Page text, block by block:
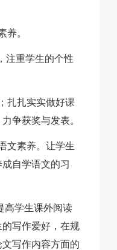
养。
注重学生的个性
扎扎实实做好课
争获奖与发表。
文素养。让学生
自学语文的习
高学生课外阅读
写作爱好，在规
写作内容方面的